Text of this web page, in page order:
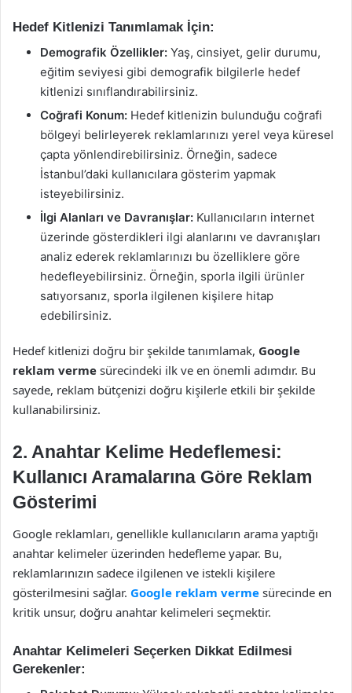
Hedef Kitlenizi Tanımlamak İçin:
Demografik Özellikler: Yaş, cinsiyet, gelir durumu,
eğitim seviyesi gibi demografik bilgilerle hedef
kitlenizi sınıflandırabilirsiniz.
Coğrafi Konum: Hedef kitlenizin bulunduğu coğrafi
bölgeyi belirleyerek reklamlarınızı yerel veya küresel
çapta yönlendirebilirsiniz. Örneğin, sadece
İstanbul’daki kullanıcılara gösterim yapmak
isteyebilirsiniz.
İlgi Alanları ve Davranışlar: Kullanıcıların internet
üzerinde gösterdikleri ilgi alanlarını ve davranışları
analiz ederek reklamlarınızı bu özelliklere göre
hedefleyebilirsiniz. Örneğin, sporla ilgili ürünler
satıyorsanız, sporla ilgilenen kişilere hitap
edebilirsiniz.
Hedef kitlenizi doğru bir şekilde tanımlamak, Google
reklam verme sürecindeki ilk ve en önemli adımdır. Bu
sayede, reklam bütçenizi doğru kişilerle etkili bir şekilde
kullanabilirsiniz.
2. Anahtar Kelime Hedeflemesi:
Kullanıcı Aramalarına Göre Reklam
Gösterimi
Google reklamları, genellikle kullanıcıların arama yaptığı
anahtar kelimeler üzerinden hedefleme yapar. Bu,
reklamlarınızın sadece ilgilenen ve istekli kişilere
gösterilmesini sağlar. Google reklam verme sürecinde en
kritik unsur, doğru anahtar kelimeleri seçmektir.
Anahtar Kelimeleri Seçerken Dikkat Edilmesi
Gerekenler: